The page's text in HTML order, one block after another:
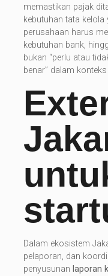
memastikan pajak
kebutuhan tata
perusahaan harus
kebutuhan bank,
bukan “perlu atau
benar” dalam
Dalam ekosistem
pelaporan, dan
penyusunan laporan